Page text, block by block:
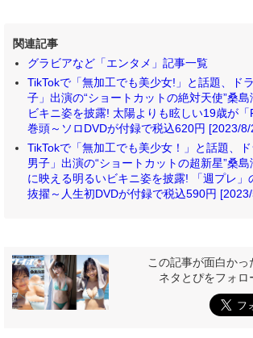
関連記事
グラビアなど「エンタメ」記事一覧
TikTokで「無加工でも美少女!」と話題、ド
子」出演の“ショートカットの絶対天使”桑
ビキニ姿を披露! 太陽よりも眩しい19歳が「
巻頭～ソロDVDが付録で税込620円 [2023/8/
TikTokで「無加工でも美少女！」と話題、
男子」出演の“ショートカットの超新星”桑
に映える明るいビキニ姿を披露! 「週プレ」
抜擢～人生初DVDが付録で税込590円
この記事が面白かっ
ネタとぴをフォロ